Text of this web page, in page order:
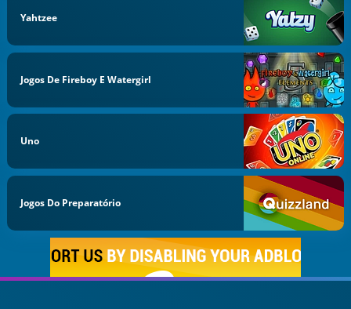
Yahtzee
Jogos De Fireboy E Watergirl
Uno
Jogos Do Preparatório